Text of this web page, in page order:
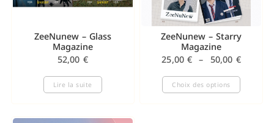
ZeeNunew – Glass
Magazine
52,00 €
Lire la suite
ZeeNunew – Starry
Magazine
25,00€ – 50,00 €
Choix des options